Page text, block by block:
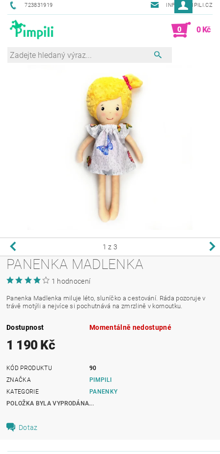
723831919 INFO@PIMPILI.CZ
0 0 Kč
1 z 3
PANENKA MADLENKA
1 hodnocení
Panenka Madlenka miluje léto, sluníčko a cestování. Ráda pozoruje v
trávě motýli a nejvíce si pochutnává na zmrzlině v kornoutku.
Dostupnost Momentálně nedostupné
1 190 Kč
KÓD PRODUKTU
90
ZNAČKA
PIMPILI
KATEGORIE
PANENKY
POLOŽKA BYLA VYPRODÁNA...
Dotaz